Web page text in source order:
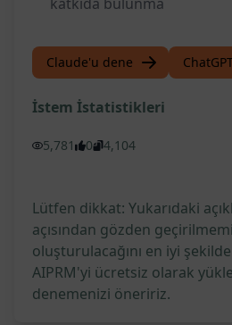
katkıda bulunma
Claude'u dene
İstem İstatistikleri
5,781 0 4,104
Lütfen dikkat: Yukarıdaki
açısından gözden
oluşturulacağını en iyi
AIPRM'yi ücretsiz olarak
denemenizi öneririz.